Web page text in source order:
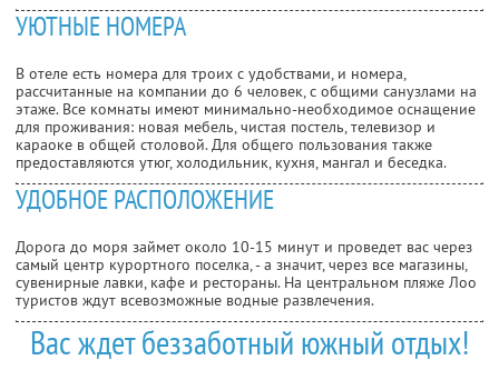
УЮТНЫЕ НОМЕРА
В отеле есть номера для троих с удобствами, и номера,
рассчитанные на компании до 6 человек, с общими санузлами на
этаже. Все комнаты имеют минимально-необходимое оснащение
для проживания: новая мебель, чистая постель, телевизор и
караоке в общей столовой. Для общего пользования также
предоставляются утюг, холодильник, кухня, мангал и беседка.
УДОБНОЕ РАСПОЛОЖЕНИЕ
Дорога до моря займет около 10-15 минут и проведет вас через
самый центр курортного поселка, - а значит, через все магазины,
сувенирные лавки, кафе и рестораны. На центральном пляже Лоо
туристов ждут всевозможные водные развлечения.
Вас ждет беззаботный южный отдых!